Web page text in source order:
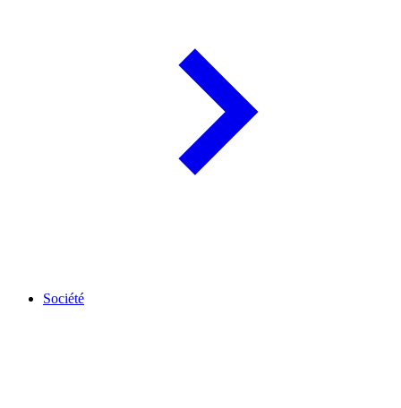
Société